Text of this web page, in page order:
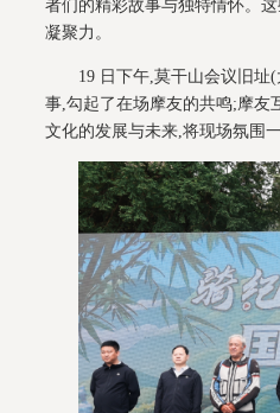
者们的精彩故事与独特情怀。
凝聚力。
19 日下午,莫干山会议旧址
事,勾起了在场摩友的共鸣;摩友
文化的发展与未来,将现场氛围